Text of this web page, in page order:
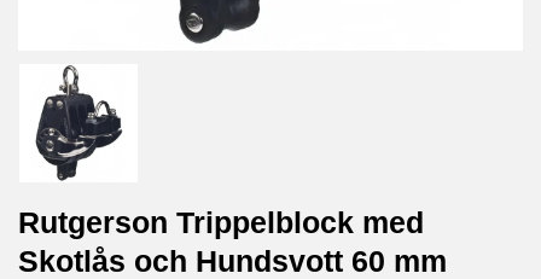
Rutgerson Trippelblock med
Skotlås och Hundsvott 60 mm